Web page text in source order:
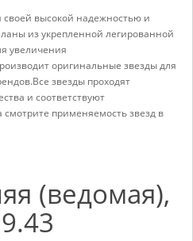
своей высокой надежностью и
из укрепленной легированной
увеличения
оригинальные звезды для
звезды проходят
и соответствуют
применяемость звезд в
(ведомая),